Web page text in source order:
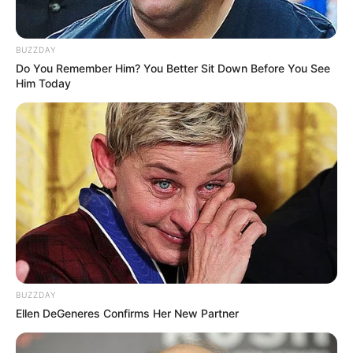
BUZZDAY
Do You Remember Him? You Better Sit Down Before You See
Him Today
BUZZDAY
Ellen DeGeneres Confirms Her New Partner